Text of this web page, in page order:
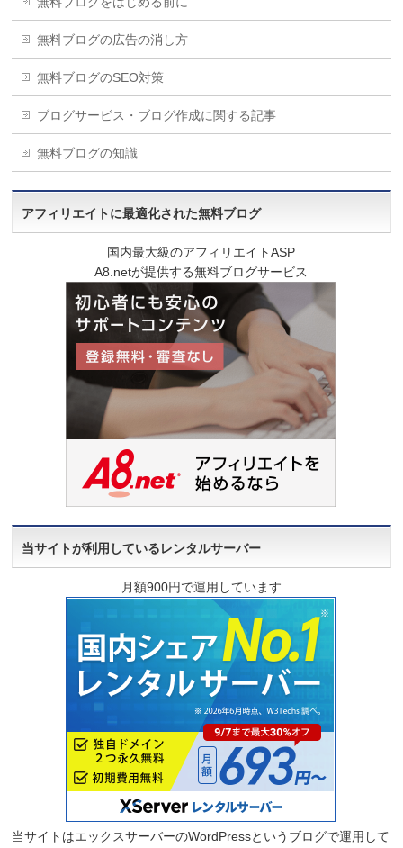
無料ブログの広告の消し方
無料ブログのSEO対策
ブログサービス・ブログ作成に関する記事
無料ブログの知識
アフィリエイトに最適化された無料ブログ
国内最大級のアフィリエイトASP
A8.netが提供する無料ブログサービス
当サイトが利用しているレンタルサーバー
月額900円で運用しています
当サイトはエックスサーバーのWordPressというブログで運用して